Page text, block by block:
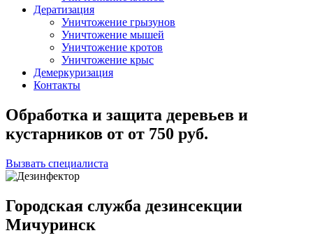
Дератизация
Уничтожение грызунов
Уничтожение мышей
Уничтожение кротов
Уничтожение крыс
Демеркуризация
Контакты
Обработка и защита деревьев и
кустарников от от 750 руб.
Вызвать специалиста
Городская служба дезинсекции
Мичуринск